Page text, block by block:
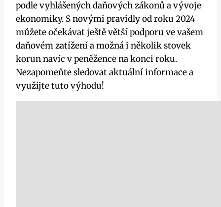
podle vyhlášených daňových zákonů a vývoje
ekonomiky. S novými pravidly od roku 2024
můžete očekávat ještě větší podporu ve vašem
daňovém zatížení a možná i několik stovek
korun navíc v peněžence na konci roku.
Nezapomeňte sledovat aktuální informace a
využijte tuto výhodu!